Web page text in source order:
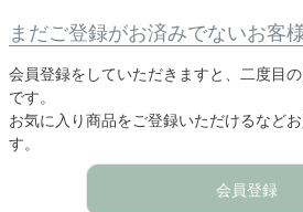
まだご登録がお済みでないお客
会員登録をしていただきますと、二度目
です。
お気に入り商品をご登録いただけるなど
す。
会員登録